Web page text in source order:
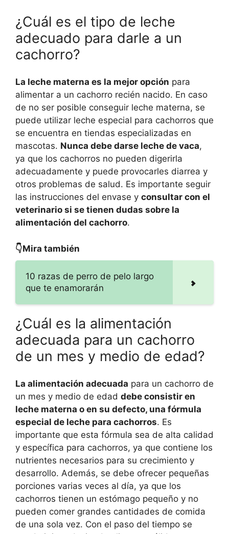
¿Cuál es el tipo de leche
adecuado para darle a un
cachorro?
La leche materna es la mejor opción para
alimentar a un cachorro recién nacido. En caso
de no ser posible conseguir leche materna, se
puede utilizar leche especial para cachorros que
se encuentra en tiendas especializadas en
mascotas. Nunca debe darse leche de vaca,
ya que los cachorros no pueden digerirla
adecuadamente y puede provocarles diarrea y
otros problemas de salud. Es importante seguir
las instrucciones del envase y consultar con el
veterinario si se tienen dudas sobre la
alimentación del cachorro.
👇Mira también
10 razas de perro de pelo largo
que te enamorarán
¿Cuál es la alimentación
adecuada para un cachorro
de un mes y medio de edad?
La alimentación adecuada para un cachorro de
un mes y medio de edad debe consistir en
leche materna o en su defecto, una fórmula
especial de leche para cachorros. Es
importante que esta fórmula sea de alta calidad
y específica para cachorros, ya que contiene los
nutrientes necesarios para su crecimiento y
desarrollo. Además, se debe ofrecer pequeñas
porciones varias veces al día, ya que los
cachorros tienen un estómago pequeño y no
pueden comer grandes cantidades de comida
de una sola vez. Con el paso del tiempo se